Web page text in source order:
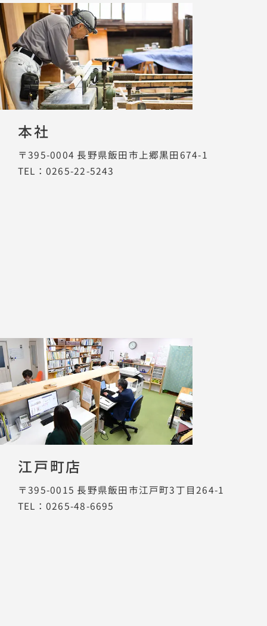
本社
〒395-0004 長野県飯田市上郷黒田674-1
TEL：0265-22-5243
江戸町店
〒395-0015 長野県飯田市江戸町3丁目264-1
TEL：0265-48-6695